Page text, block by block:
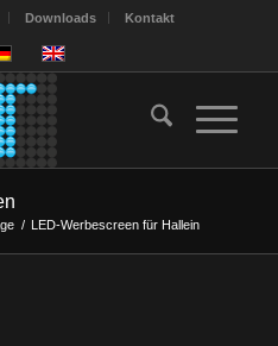
Downloads Kontakt
/ LED-Werbescreen für Hallein